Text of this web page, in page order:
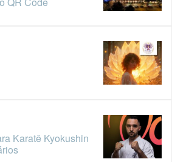
Karatê Kyokushin